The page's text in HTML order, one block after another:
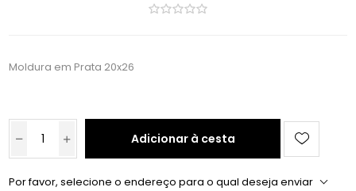
Moldura em Prata 20x26
Adicionar à cesta
Por favor, selecione o endereço para o qual deseja enviar